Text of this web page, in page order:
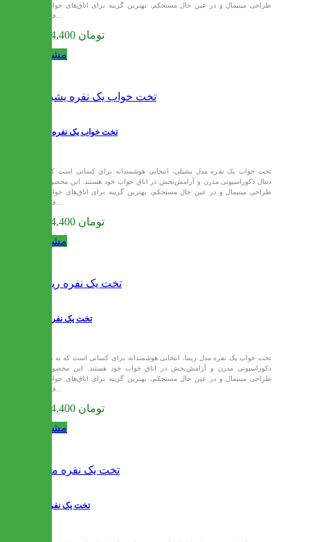
طراحی مینیمال و در عین حال مستحکم، بهترین گزینه برای اتاق‌های خواب با
9,574,400 تومان
مشاهده
تخت خواب یک نفره یشیل
تخت خواب یک نفره مدل یشیلی، انتخابی هوشمندانه برای کسانی است که به
دنبال دکوراسیونی مدرن و آرامش‌بخش در اتاق خواب خود هستند. این محصول با
طراحی مینیمال و در عین حال مستحکم، بهترین گزینه برای اتاق‌های خواب با
9,574,400 تومان
مشاهده
تخت یک نفره ریما
تخت خواب یک نفره مدل ریما، انتخابی هوشمندانه برای کسانی است که به دنبال
دکوراسیونی مدرن و آرامش‌بخش در اتاق خواب خود هستند. این محصول با
طراحی مینیمال و در عین حال مستحکم، بهترین گزینه برای اتاق‌های خواب با
9,574,400 تومان
مشاهده
تخت یک نفره مانا